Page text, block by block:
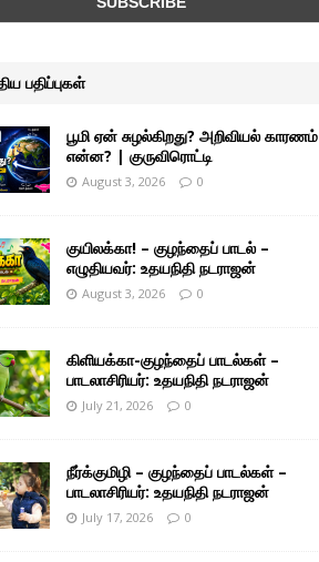
பதிப்புகள்
பூமி ஏன் சுழல்கிறது? அறிவியல் காரணம்
என்ன? | குருவிரொட்டி
August 3, 2026 0
குயிலக்கா! – குழந்தைப் பாடல் –
எழுதியவர்: உதயநிதி நடராஜன்
August 3, 2026 0
கிளியக்கா-குழந்தைப் பாடல்கள் –
பாடலாசிரியர்: உதயநிதி நடராஜன்
July 21, 2026 0
நீர்க்குமிழி – குழந்தைப் பாடல்கள் –
பாடலாசிரியர்: உதயநிதி நடராஜன்
July 17, 2026 0